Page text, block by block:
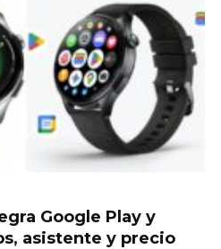
Google Play y
asistente y precio